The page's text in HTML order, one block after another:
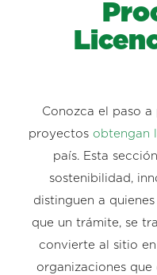
Conozca el paso a
proyectos obtengan
país. Esta
sostenibilidad,
distinguen a
que un trámite, se
convierte al sitio
organizaciones que